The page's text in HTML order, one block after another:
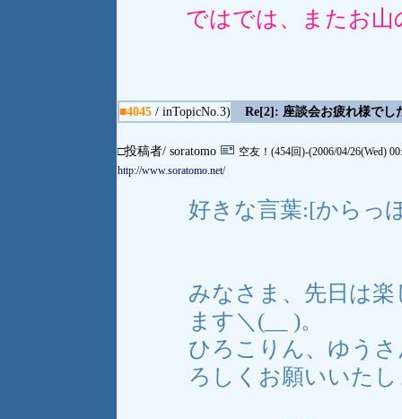
ではでは、またお山
■4045 / inTopicNo.3) Re[2]: 座談会お疲れ様でし
□投稿者/ soratomo
空友！(454回)-(2006/04/26(Wed)
http://www.soratomo.net/
好きな言葉:[から
みなさま、先日は
ます＼(__ )。
ひろこりん、ゆう
ろしくお願いいた